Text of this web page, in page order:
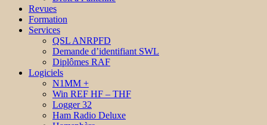
Revues
Formation
Services
QSL ANRPFD
Demande d’identifiant SWL
Diplômes RAF
Logiciels
N1MM +
Win REF HF – THF
Logger 32
Ham Radio Deluxe